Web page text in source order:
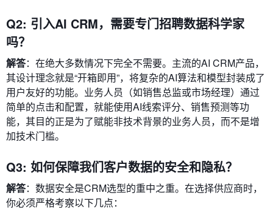
Q2: 引入AI CRM，需要专门招聘数据科学家
吗？
解答：在绝大多数情况下完全不需要。主流的AI CRM产品，
其设计理念就是“开箱即用”，将复杂的AI算法和模型封装成了
用户友好的功能。业务人员（如销售总监或市场经理）通过
简单的点击和配置，就能使用AI线索评分、销售预测等功
能，其目的正是为了赋能非技术背景的业务人员，而不是增
加技术门槛。
Q3: 如何保障我们客户数据的安全和隐私？
解答：数据安全是CRM选型的重中之重。在选择供应商时，
你必须严格考察以下几点：